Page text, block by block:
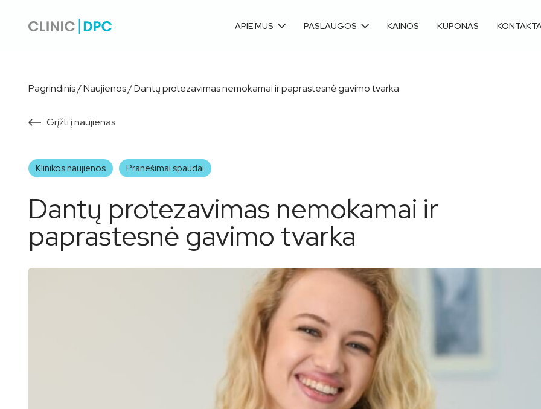
APIE MUS PASLAUGOS KAINOS KUPONAS
Pagrindinis/Naujienos/Dantų protezavimas nemokamai ir paprastesnė gavimo tvarka
Grįžti į naujienas
Klinikos naujienos Pranešimai spaudai
Dantų protezavimas nemokamai ir
paprastesnė gavimo tvarka